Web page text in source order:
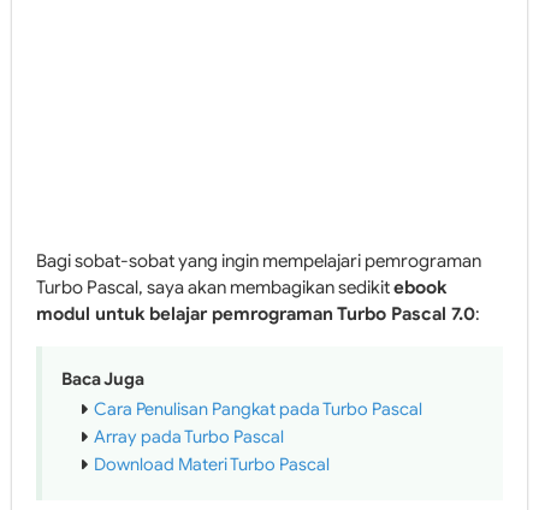
Bagi sobat-sobat yang ingin mempelajari pemrograman
Turbo Pascal, saya akan membagikan sedikitebook
modul untuk belajar pemrograman Turbo Pascal 7.0:
Baca Juga
Cara Penulisan Pangkat pada Turbo Pascal
Array pada Turbo Pascal
Download Materi Turbo Pascal